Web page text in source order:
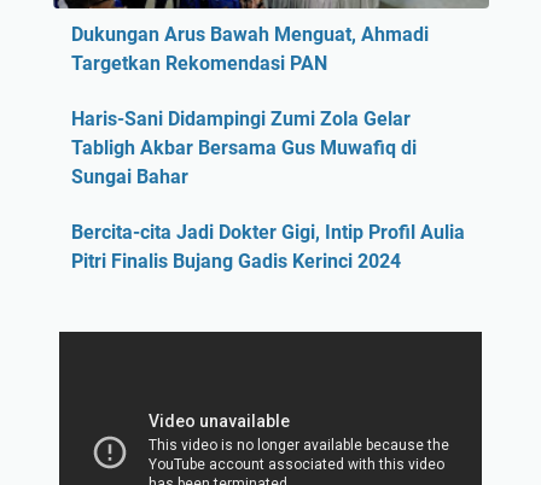
Dukungan Arus Bawah Menguat, Ahmadi
Targetkan Rekomendasi PAN
Haris-Sani Didampingi Zumi Zola Gelar
Tabligh Akbar Bersama Gus Muwafiq di
Sungai Bahar
Bercita-cita Jadi Dokter Gigi, Intip Profil Aulia
Pitri Finalis Bujang Gadis Kerinci 2024